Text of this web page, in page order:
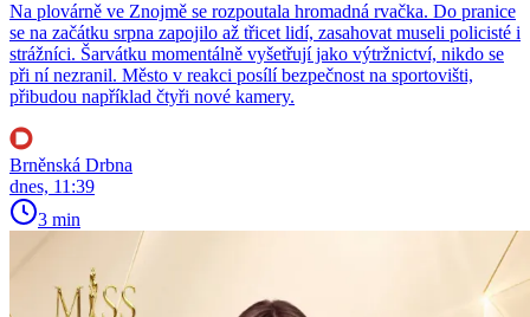
Na plovárně ve Znojmě se rozpoutala hromadná rvačka. Do pranice
se na začátku srpna zapojilo až třicet lidí, zasahovat museli policisté i
strážníci. Šarvátku momentálně vyšetřují jako výtržnictví, nikdo se
při ní nezranil. Město v reakci posílí bezpečnost na sportovišti,
přibudou například čtyři nové kamery.
Brněnská Drbna
dnes, 11:39
3 min